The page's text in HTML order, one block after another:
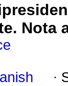
Nota
·